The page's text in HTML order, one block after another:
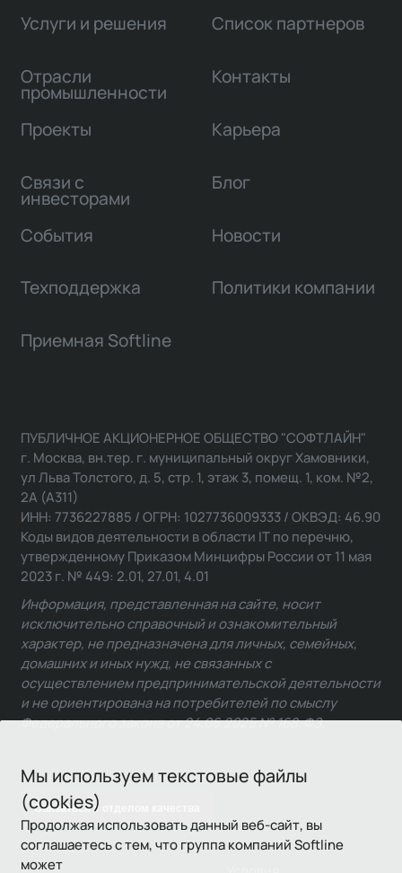
Мы используем текстовые файлы
(cookies)
Продолжая использовать данный веб-сайт, вы
соглашаетесь с тем, что группа компаний Softline
может
Услуги и решения
Отрасли
промышленности
Проекты
Связи с
инвесторами
Список партнеров
Контакты
Карьера
Блог
События Новости
Техподдержка Политики компании
Приемная Softline
Связаться с отделом качества
ПУБЛИЧНОЕ АКЦИОНЕРНОЕ ОБЩЕСТВО "СОФТЛАЙН"
г. Москва, вн.тер. г. муниципальный округ Хамовники,
ул Льва Толстого, д. 5, стр. 1, этаж 3, помещ. 1, ком. №2,
2А (А311)
ИНН: 7736227885 / ОГРН: 1027736009333 / ОКВЭД: 46.90
Коды видов деятельности в области IT по перечню,
утвержденному Приказом Минцифры России от 11 мая
2023 г. № 449: 2.01, 27.01, 4.01
Информация, представленная на сайте, носит
исключительно справочный и ознакомительный
характер, не предназначена для личных, семейных,
домашних и иных нужд, не связанных с
осуществлением предпринимательской деятельности
и не ориентирована на потребителей по смыслу
Федерального закона от 24.06.2025 № 168-ФЗ.